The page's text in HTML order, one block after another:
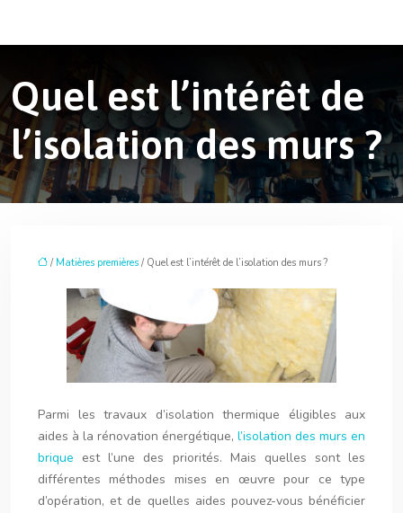
Quel est l’intérêt de
l’isolation des murs ?
/ Matières premières / Quel est l’intérêt de l’isolation des murs ?
Parmi les travaux d’isolation thermique éligibles aux
aides à la rénovation énergétique, l’isolation des murs en
brique est l’une des priorités. Mais quelles sont les
différentes méthodes mises en œuvre pour ce type
d’opération, et de quelles aides pouvez-vous bénéficier